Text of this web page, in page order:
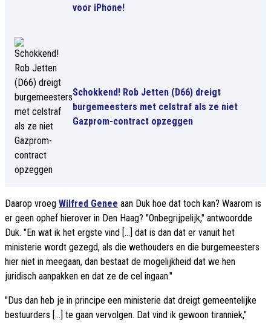
voor iPhone!
Schokkend! Rob Jetten (D66) dreigt
burgemeesters met celstraf als ze niet
Gazprom-contract opzeggen
Daarop vroeg Wilfred Genee aan Duk hoe dat toch kan? Waarom is
er geen ophef hierover in Den Haag? "Onbegrijpelijk," antwoordde
Duk. "En wat ik het ergste vind [...] dat is dan dat er vanuit het
ministerie wordt gezegd, als die wethouders en die burgemeesters
hier niet in meegaan, dan bestaat de mogelijkheid dat we hen
juridisch aanpakken en dat ze de cel ingaan."
"Dus dan heb je in principe een ministerie dat dreigt gemeentelijke
bestuurders [...] te gaan vervolgen. Dat vind ik gewoon tiranniek,"